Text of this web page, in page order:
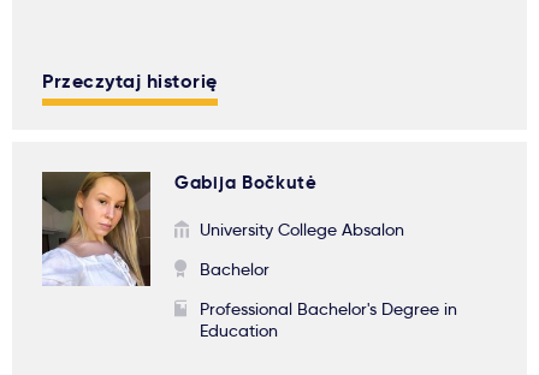
Przeczytaj historię
Gabija Bočkutė
University College Absalon
Bachelor
Professional Bachelor's Degree in
Education